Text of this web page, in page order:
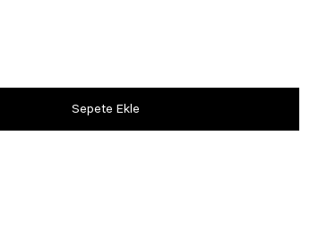
Sepete Ekle